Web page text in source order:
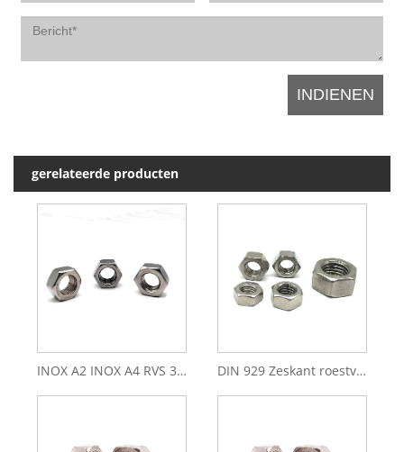
gerelateerde producten
INOX A2 INOX A4 RVS 304 316 M10 M12 M16 Soorten zeskantmoeren DIN 929 Zeskant roestvrij staal 304 316 lasmoeren